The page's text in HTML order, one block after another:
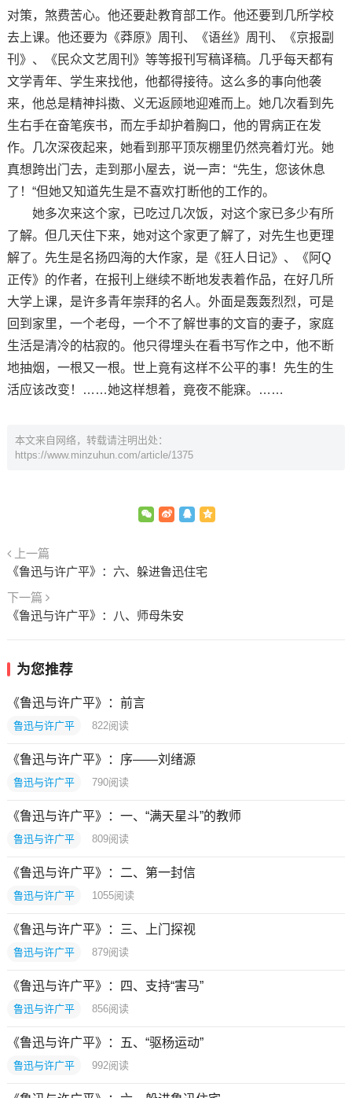
对策，煞费苦心。他还要赴教育部工作。他还要到几所学校
去上课。他还要为《莽原》周刊、《语丝》周刊、《京报副
刊》、《民众文艺周刊》等等报刊写稿译稿。几乎每天都有
文学青年、学生来找他，他都得接待。这么多的事向他袭
来，他总是精神抖擞、义无返顾地迎难而上。她几次看到先
生右手在奋笔疾书，而左手却护着胸口，他的胃病正在发
作。几次深夜起来，她看到那平顶灰棚里仍然亮着灯光。她
真想跨出门去，走到那小屋去，说一声：“先生，您该休息
了！“但她又知道先生是不喜欢打断他的工作的。
她多次来这个家，已吃过几次饭，对这个家已多少有所
了解。但几天住下来，她对这个家更了解了，对先生也更理
解了。先生是名扬四海的大作家，是《狂人日记》、《阿Q
正传》的作者，在报刊上继续不断地发表着作品，在好几所
大学上课，是许多青年崇拜的名人。外面是轰轰烈烈，可是
回到家里，一个老母，一个不了解世事的文盲的妻子，家庭
生活是清冷的枯寂的。他只得埋头在看书写作之中，他不断
地抽烟，一根又一根。世上竟有这样不公平的事！先生的生
活应该改变！……她这样想着，竟夜不能寐。……
本文来自网络，转载请注明出处：
https://www.minzuhun.com/article/1375
上一篇
《鲁迅与许广平》：六、躲进鲁迅住宅
下一篇
《鲁迅与许广平》：八、师母朱安
为您推荐
《鲁迅与许广平》：前言
鲁迅与许广平 822阅读
《鲁迅与许广平》：序——刘绪源
鲁迅与许广平 790阅读
《鲁迅与许广平》：一、“满天星斗”的教师
鲁迅与许广平 809阅读
《鲁迅与许广平》：二、第一封信
鲁迅与许广平 1055阅读
《鲁迅与许广平》：三、上门探视
鲁迅与许广平 879阅读
《鲁迅与许广平》：四、支持“害马”
鲁迅与许广平 856阅读
《鲁迅与许广平》：五、“驱杨运动”
鲁迅与许广平 992阅读